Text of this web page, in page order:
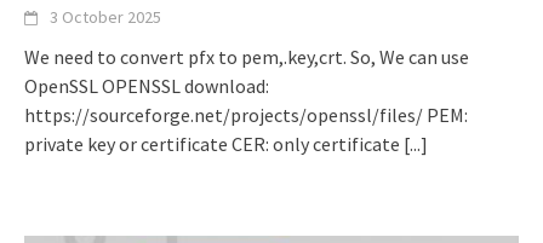
3 October 2025
We need to convert pfx to pem,.key,crt. So, We can use
OpenSSL OPENSSL download:
https://sourceforge.net/projects/openssl/files/ PEM:
private key or certificate CER: only certificate [...]